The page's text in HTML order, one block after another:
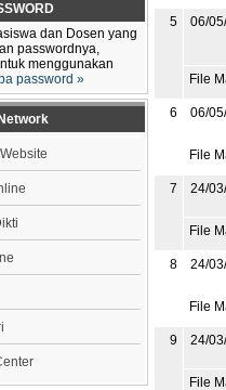
dan Dosen yang
passwordnya,
menggunakan
password »
5 06/
File
6 06/
File
7 24/
File
8 24/
File
9 24/
File